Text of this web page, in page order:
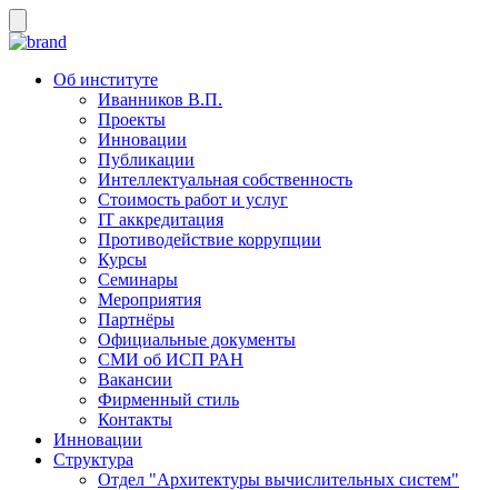
Об институте
Иванников В.П.
Проекты
Инновации
Публикации
Интеллектуальная собственность
Стоимость работ и услуг
IT аккредитация
Противодействие коррупции
Курсы
Семинары
Мероприятия
Партнёры
Официальные документы
СМИ об ИСП РАН
Вакансии
Фирменный стиль
Контакты
Инновации
Структура
Отдел "Архитектуры вычислительных систем"